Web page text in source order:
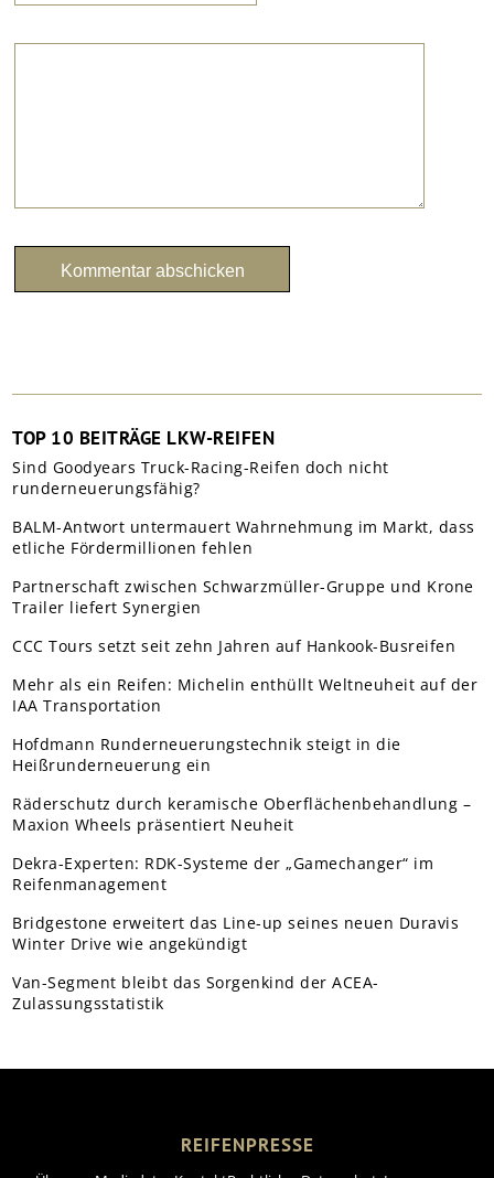
TOP 10 BEITRÄGE LKW-REIFEN
Sind Goodyears Truck-Racing-Reifen doch nicht
runderneuerungsfähig?
BALM-Antwort untermauert Wahrnehmung im Markt, dass
etliche Fördermillionen fehlen
Partnerschaft zwischen Schwarzmüller-Gruppe und Krone
Trailer liefert Synergien
CCC Tours setzt seit zehn Jahren auf Hankook-Busreifen
Mehr als ein Reifen: Michelin enthüllt Weltneuheit auf der
IAA Transportation
Hofdmann Runderneuerungstechnik steigt in die
Heißrunderneuerung ein
Räderschutz durch keramische Oberflächenbehandlung –
Maxion Wheels präsentiert Neuheit
Dekra-Experten: RDK-Systeme der „Gamechanger“ im
Reifenmanagement
Bridgestone erweitert das Line-up seines neuen Duravis
Winter Drive wie angekündigt
Van-Segment bleibt das Sorgenkind der ACEA-
Zulassungsstatistik
REIFENPRESSE